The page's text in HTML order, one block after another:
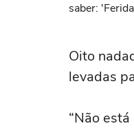
saber:
Oito
levadas
“Não